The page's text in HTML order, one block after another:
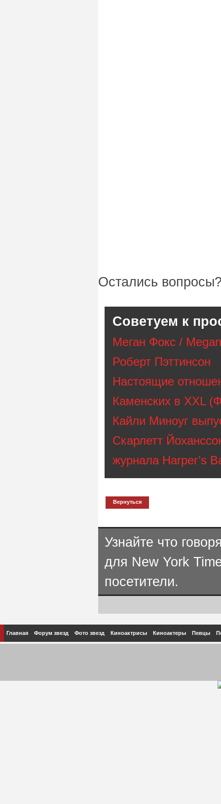
Остались
Советуем к
Меган Фокс /
Роберт Пэттинсон
Настоящие
Каменских в XXL
Кайли Миноуг
Скарлетт
журнала Harper’s
Вернуться
Узнайте что
для New York
посетители.
Главная Форум звезд Фото звезд Киноактрисы Киноактеры Певцы